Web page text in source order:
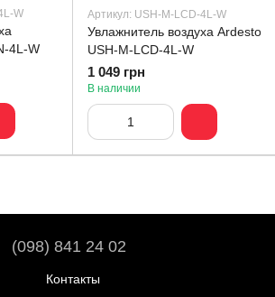
W
4L-W
Артикул: USH-M-LCD-4L-W
Увлажнитель воздуха Ardesto
USH-M-LCD-4L-W
1 049 грн
В наличии
(098) 841 24 02
Контакты